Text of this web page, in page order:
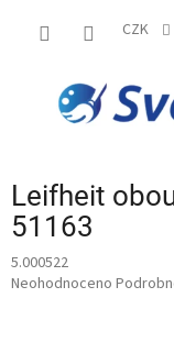
CZK
Leifheit
51163
5.000522
Průměrné
Neohodnoceno